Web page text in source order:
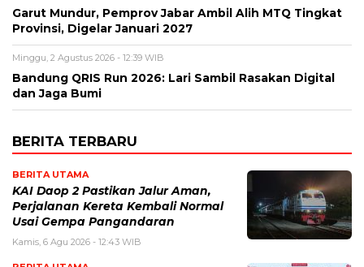
Garut Mundur, Pemprov Jabar Ambil Alih MTQ Tingkat
Provinsi, Digelar Januari 2027
Minggu, 2 Agustus 2026 - 12:39 WIB
Bandung QRIS Run 2026: Lari Sambil Rasakan Digital
dan Jaga Bumi
BERITA TERBARU
BERITA UTAMA
KAI Daop 2 Pastikan Jalur Aman,
Perjalanan Kereta Kembali Normal
Usai Gempa Pangandaran
Kamis, 6 Agu 2026 - 12:43 WIB